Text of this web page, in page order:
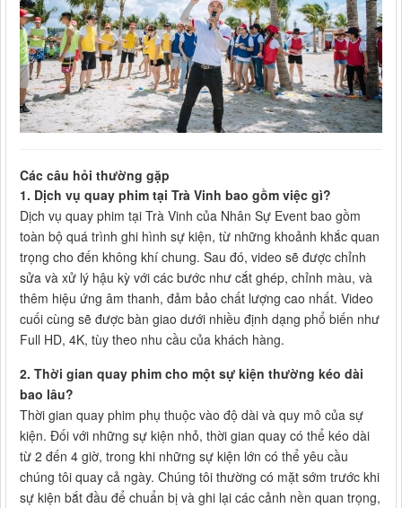
Các câu hỏi thường gặp
1. Dịch vụ quay phim tại Trà Vinh bao gồm việc gì?
Dịch vụ quay phim tại Trà Vinh của Nhân Sự Event bao gồm
toàn bộ quá trình ghi hình sự kiện, từ những khoảnh khắc quan
trọng cho đến không khí chung. Sau đó, video sẽ được chỉnh
sửa và xử lý hậu kỳ với các bước như cắt ghép, chỉnh màu, và
thêm hiệu ứng âm thanh, đảm bảo chất lượng cao nhất. Video
cuối cùng sẽ được bàn giao dưới nhiều định dạng phổ biến như
Full HD, 4K, tùy theo nhu cầu của khách hàng.
2. Thời gian quay phim cho một sự kiện thường kéo dài
bao lâu?
Thời gian quay phim phụ thuộc vào độ dài và quy mô của sự
kiện. Đối với những sự kiện nhỏ, thời gian quay có thể kéo dài
từ 2 đến 4 giờ, trong khi những sự kiện lớn có thể yêu cầu
chúng tôi quay cả ngày. Chúng tôi thường có mặt sớm trước khi
sự kiện bắt đầu để chuẩn bị và ghi lại các cảnh nền quan trọng,